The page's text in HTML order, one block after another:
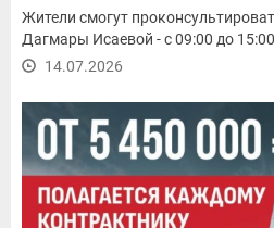
Жители смогут
Дагмары Исаевой - с 09:00 до
14.07.2026